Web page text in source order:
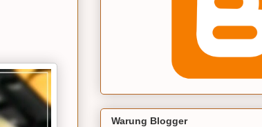
Warung Blogger